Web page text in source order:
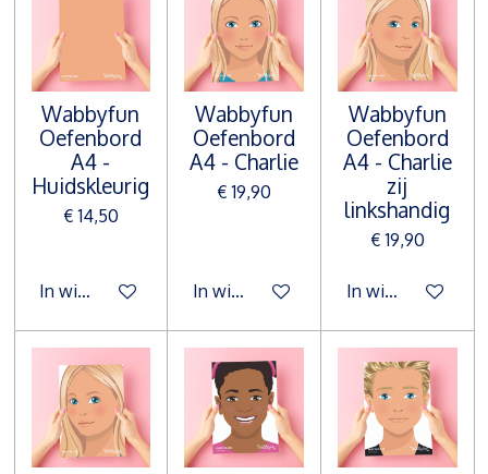
Wabbyfun
Oefenbord
A4 -
Huidskleurig
€ 14,50
In winkelwagen
Wabbyfun
Oefenbord
A4 - Charlie
€ 19,90
In winkelwagen
Wabbyfun
Oefenbord
A4 - Charlie
zij
linkshandig
€ 19,90
In winkelwagen